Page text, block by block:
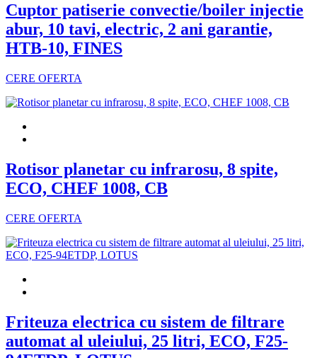
Cuptor patiserie convectie/boiler injectie
abur, 10 tavi, electric, 2 ani garantie,
HTB-10, FINES
CERE OFERTA
Rotisor planetar cu infrarosu, 8 spite,
ECO, CHEF 1008, CB
CERE OFERTA
Friteuza electrica cu sistem de filtrare
automat al uleiului, 25 litri, ECO, F25-